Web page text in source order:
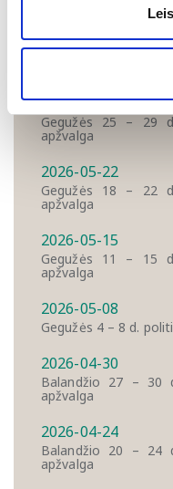
2026-06-05
Birželio 1 – 5 d.
2026-05-29
Gegužės 25 – 29
apžvalga
2026-05-22
Gegužės 18 – 22
apžvalga
2026-05-15
Gegužės 11 – 15
apžvalga
2026-05-08
Gegužės 4 – 8 d.
2026-04-30
Balandžio 27 – 30
apžvalga
2026-04-24
Balandžio 20 – 24
apžvalga